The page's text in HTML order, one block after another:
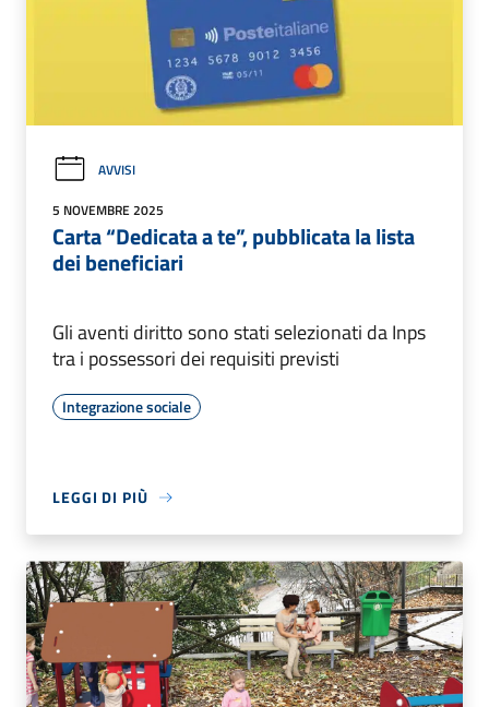
AVVISI
5 NOVEMBRE 2025
Carta “Dedicata a te”, pubblicata la lista
dei beneficiari
Gli aventi diritto sono stati selezionati da Inps
tra i possessori dei requisiti previsti
Integrazione sociale
LEGGI DI PIÙ